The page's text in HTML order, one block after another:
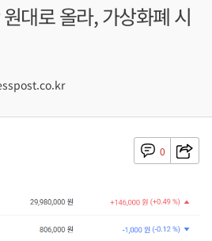
대로 올라, 가상화폐 시
0